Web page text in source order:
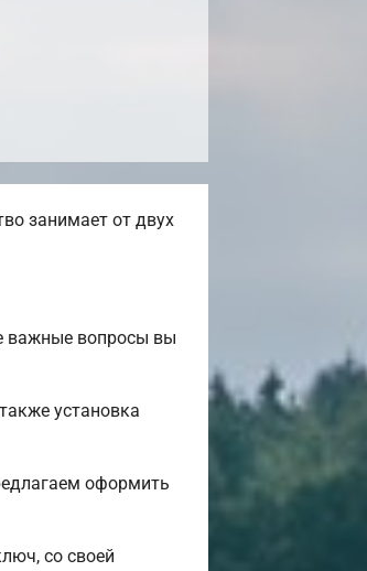
занимает от двух
важные вопросы вы
установка
оформить
со своей